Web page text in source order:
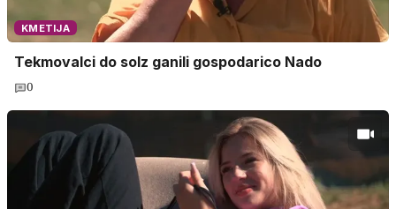
KMETIJA
Tekmovalci do solz ganili gospodarico Nado
0